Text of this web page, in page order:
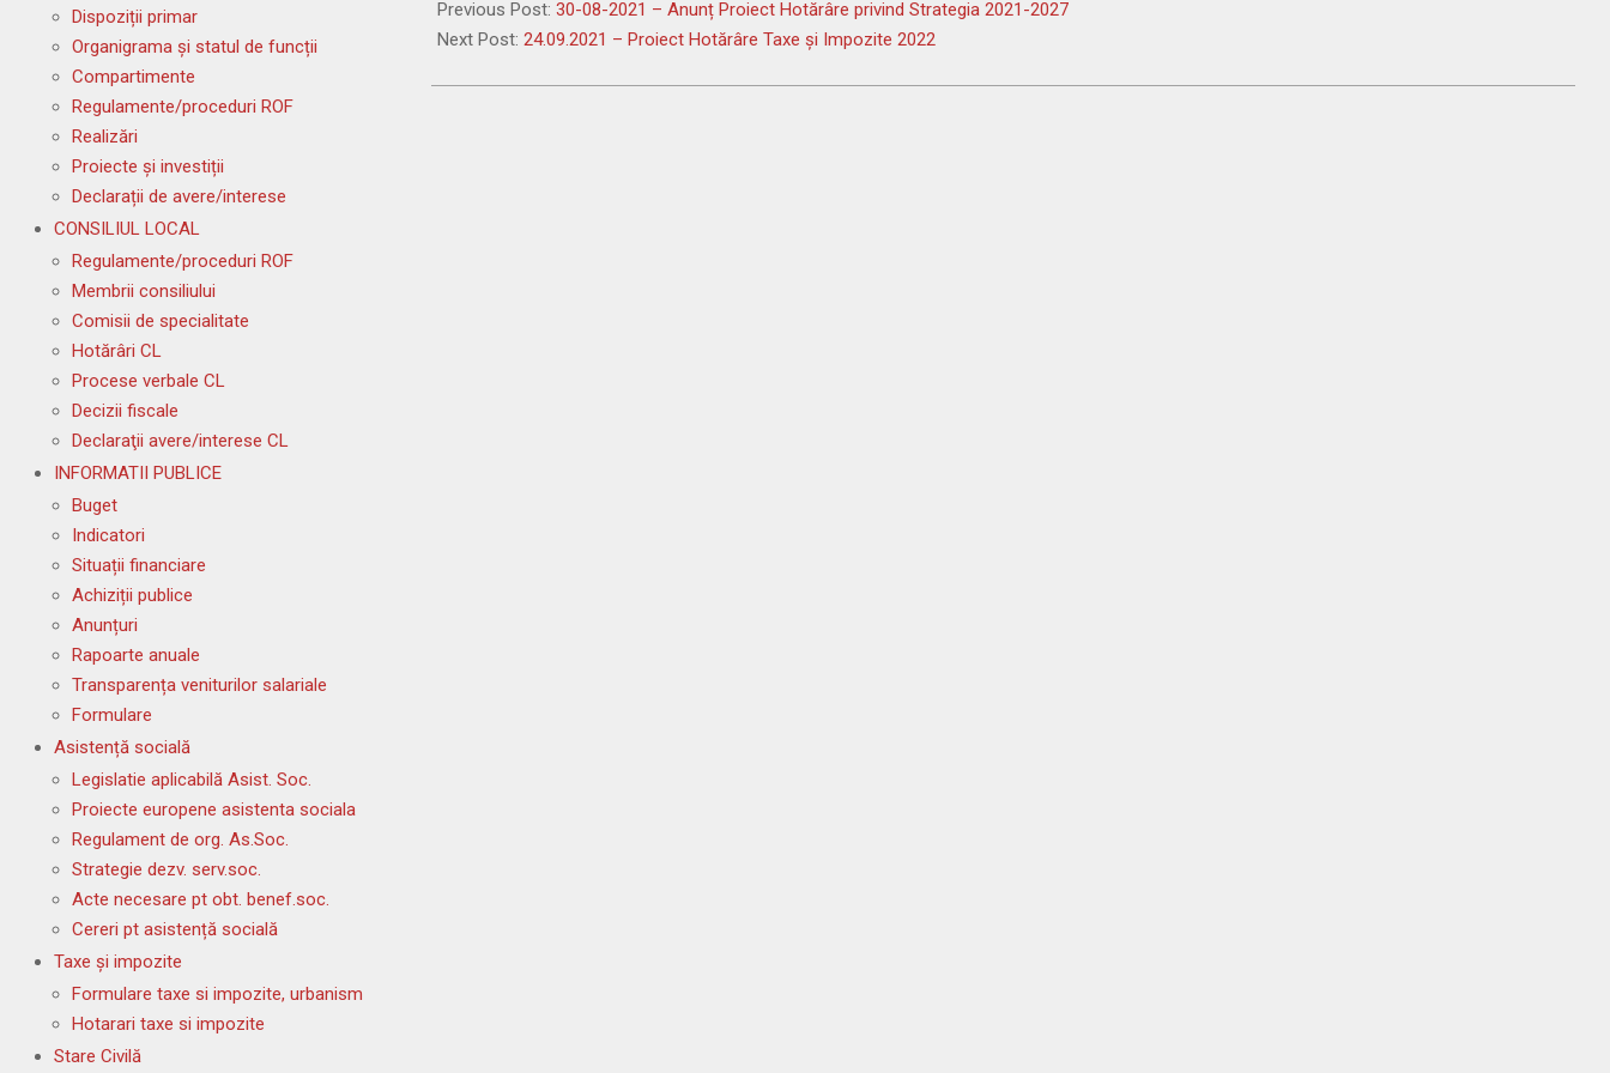
09-
07
Previous Post: 30-08-2021 – Anunț Proiect Hotărâre privind Strategia 2021-2027
Next Post: 24.09.2021 – Proiect Hotărâre Taxe și Impozite 2022
Dispoziții primar
Organigrama și statul de funcții
Compartimente
Regulamente/proceduri ROF
Realizări
Proiecte și investiții
Declarații de avere/interese
CONSILIUL LOCAL
Regulamente/proceduri ROF
Membrii consiliului
Comisii de specialitate
Hotărâri CL
Procese verbale CL
Decizii fiscale
Declaraţii avere/interese CL
INFORMATII PUBLICE
Buget
Indicatori
Situații financiare
Achiziții publice
Anunțuri
Rapoarte anuale
Transparența veniturilor salariale
Formulare
Asistență socială
Legislatie aplicabilă Asist. Soc.
Proiecte europene asistenta sociala
Regulament de org. As.Soc.
Strategie dezv. serv.soc.
Acte necesare pt obt. benef.soc.
Cereri pt asistență socială
Taxe și impozite
Formulare taxe si impozite, urbanism
Hotarari taxe si impozite
Stare Civilă